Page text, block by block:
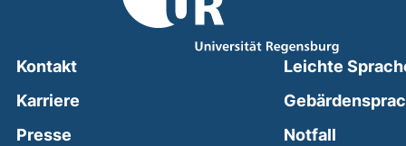
Kontakt
Karriere
Presse
Leichte
Notfall